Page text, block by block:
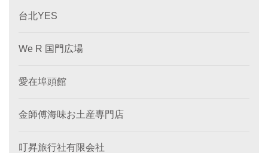
台北YES
We R 国門広場
愛在埠頭館
金師傅海味お土産専門店
叮昇旅行社有限会社